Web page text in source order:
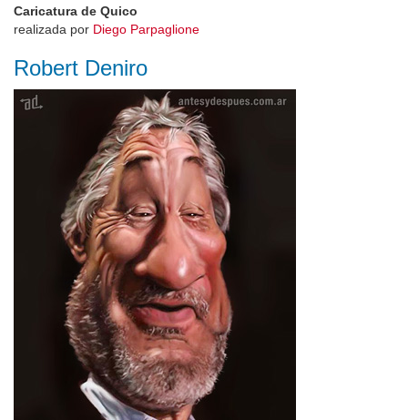
Caricatura de Quico
realizada por Diego Parpaglione
Robert Deniro